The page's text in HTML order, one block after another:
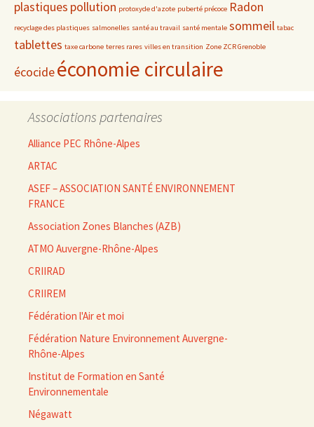
plastiques pollution protoxyde d'azote puberté précoce Radon
recyclage des plastiques salmonelles santé au travail santé mentale sommeil tabac
tablettes taxe carbone terres rares villes en transition Zone ZCR Grenoble
écocideéconomie circulaire
Associations partenaires
Alliance PEC Rhône-Alpes
ARTAC
ASEF – ASSOCIATION SANTÉ ENVIRONNEMENT
FRANCE
Association Zones Blanches (AZB)
ATMO Auvergne-Rhône-Alpes
CRIIRAD
CRIIREM
Fédération l'Air et moi
Fédération Nature Environnement Auvergne-
Rhône-Alpes
Institut de Formation en Santé
Environnementale
Négawatt